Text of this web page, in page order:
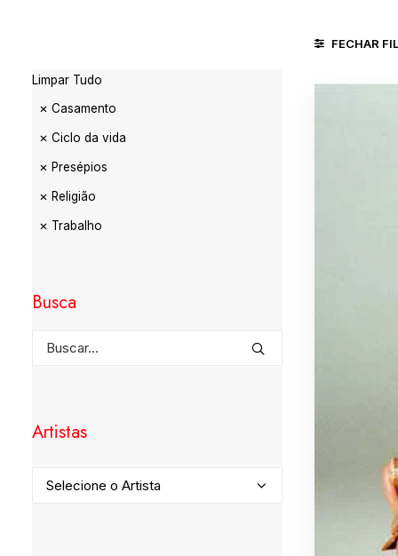
Limpar Tudo
Casamento
Ciclo da vida
Presépios
Religião
Trabalho
Busca
Artistas
FECHAR